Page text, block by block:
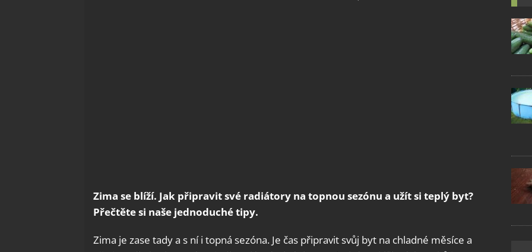
Zima se blíží. Jak připravit své radiátory na topnou sezónu a užít si teplý byt?
Přečtěte si naše jednoduché tipy.
Zima je zase tady a s ní i topná sezóna. Je čas připravit svůj byt na chladné měsíce a